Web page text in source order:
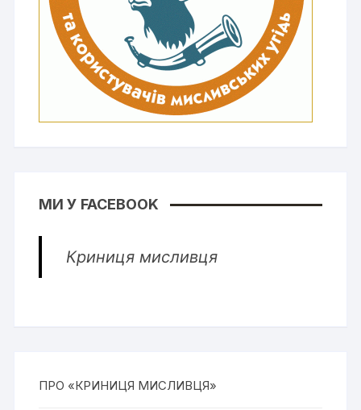
МИ У FACEBOOK
Криниця мисливця
ПРО «КРИНИЦЯ МИСЛИВЦЯ»